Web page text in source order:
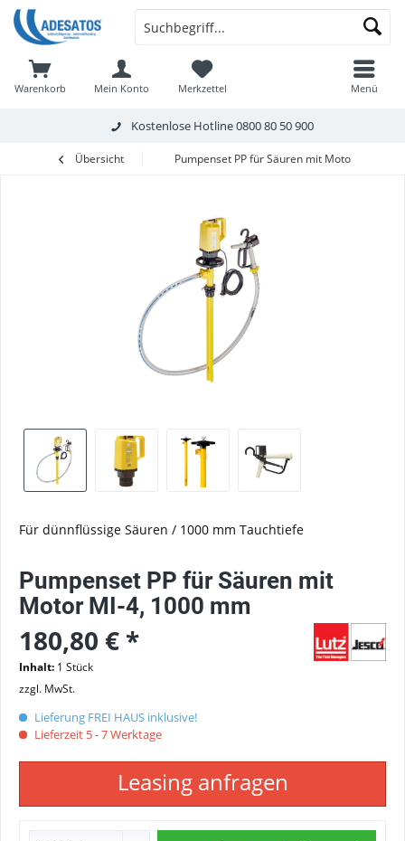
Kostenlose Hotline0800 80 50 900
Warenkorb Merkzettel
Mein Konto Menü
Übersicht Pumpenset PP für Säuren mit Motor MI-4,
Für dünnflüssige Säuren / 1000 mm Tauchtiefe
Pumpenset PP für Säuren mit
Motor MI-4, 1000 mm
180,80 € *
Inhalt: 1 Stück
zzgl. MwSt.
Lieferung FREI HAUS inklusive!
Lieferzeit 5 - 7 Werktage
Leasing anfragen